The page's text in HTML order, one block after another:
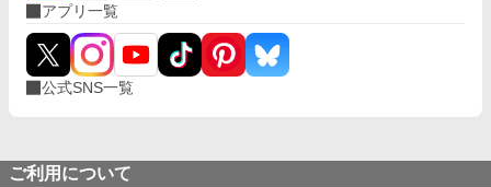
アプリ一覧
公式SNS一覧
ご利用について